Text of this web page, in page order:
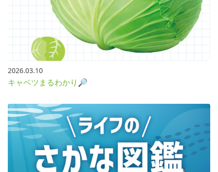
2026.03.10
キャベツまるわかり🔎